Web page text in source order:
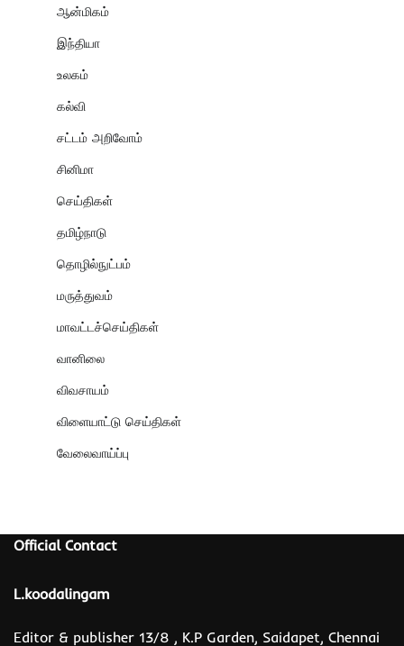
ஆன்மிகம்
இந்தியா
உலகம்
கல்வி
சட்டம் அறிவோம்
சினிமா
செய்திகள்
தமிழ்நாடு
தொழில்நுட்பம்
மருத்துவம்
மாவட்டச்செய்திகள்
வானிலை
விவசாயம்
விளையாட்டு செய்திகள்
வேலைவாய்ப்பு
Official Contact
L.koodalingam
Editor & publisher 13/8 , K.P Garden, Saidapet, Chennai